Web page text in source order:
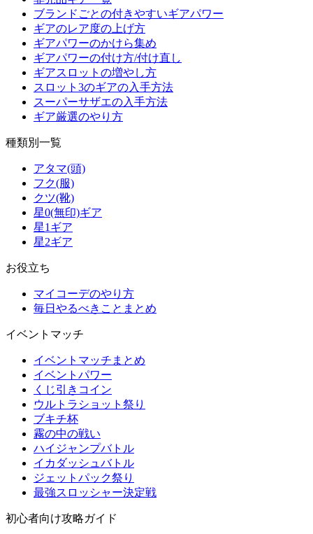
ブランドごとの付きやすいギアパワー
ギアのレア度の上げ方
ギアパワーのかけら集め
ギアパワーの付け方/付け直し
ギアスロットの増やし方
スロット3のギアの入手方法
スーパーサザエの入手方法
ギア厳選のやり方
種類別一覧
アタマ(頭)
フク(服)
クツ(靴)
星0(無印)ギア
星1ギア
星2ギア
お役立ち
マイコーデのやり方
毎日やるべきことまとめ
イベントマッチ
イベントマッチまとめ
イベントパワー
くじ引きコイン
ウルトラショット祭り
ブキチ杯
霧の中の戦い
ハイジャンプバトル
イカダッシュバトル
ジェットパック祭り
最強スロッシャー決定戦
初心者向け攻略ガイド